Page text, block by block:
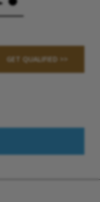
GET QUALIFIED >>